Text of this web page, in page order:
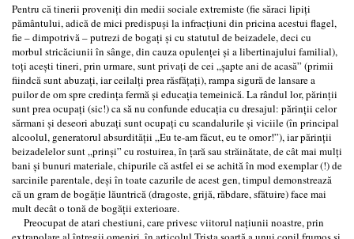
Pentru că tinerii proveniți din medii sociale extremiste (fie săraci lipiți
pământului, adică de mici predispuși la infracțiuni din pricina acestui flagel,
fie – dimpotrivă – putrezi de bogați și cu statutul de beizadele, deci cu
morbul stricăciunii în sânge, din cauza opulenței și a libertinajului familial),
toți acești tineri, prin urmare, sunt privați de cei „șapte ani de acasă” (primii
fiindcă sunt abuzați, iar ceilalți prea răsfățați), rampa sigură de lansare a
puilor de om spre credința fermă și educația temeinică. La rândul lor, părinții
sunt prea ocupați (sic!) ca să nu confunde educația cu dresajul: părinții celor
sărmani și deseori abuzați sunt ocupați cu scandalurile și viciile (în principal
alcoolul, generatorul absurdității „Eu te-am făcut, eu te omor!”), iar părinții
beizadelelor sunt „prinși” cu rostuirea, în țară sau străinătate, de cât mai mulți
bani și bunuri materiale, chipurile că astfel ei se achită în mod exemplar (!) de
sarcinile parentale, deși în toate cazurile de acest gen, timpul demonstrează
că un gram de bogăție lăuntrică (dragoste, grijă, răbdare, sfătuire) face mai
mult decât o tonă de bogății exterioare.
Preocupat de atari chestiuni, care privesc viitorul națiunii noastre, prin